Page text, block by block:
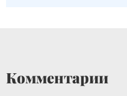
Комментарии